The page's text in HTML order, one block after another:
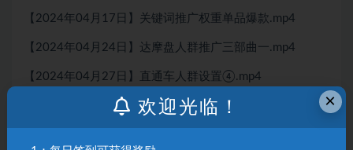
【2024年04月17日】关键词推广权重单品爆款.mp4
【2024年04月24日】达摩盘人群推广三部曲一.mp4
【2024年04月27日】直通车人群设置④.mp4
【2024年05月08日】达摩盘三部曲二.mp4 ×
欢迎光临！